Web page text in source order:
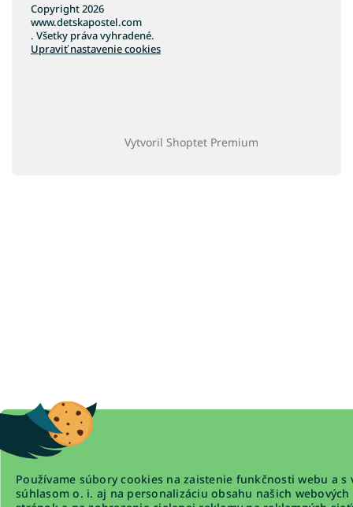
Používame súbory cookies na zaistenie funkčnosti webu a s
súhlasom o. i. aj na personalizáciu obsahu našich webových
Vytvoril Shoptet Premium
Copyright 2026
www.detskapostel.com
. Všetky práva vyhradené.
Upraviť nastavenie cookies